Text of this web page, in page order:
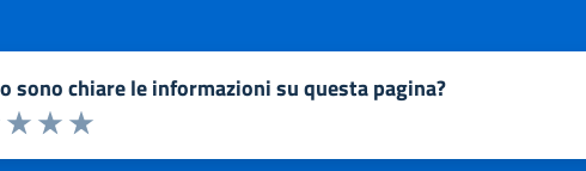
sono chiare le informazioni su questa pagina?
1 a 5 stelle la pagina
Valuta 5 stelle su 5
Valuta 4 stelle su 5
Valuta 3 stelle su 5
2 stelle su 5
stelle su 5